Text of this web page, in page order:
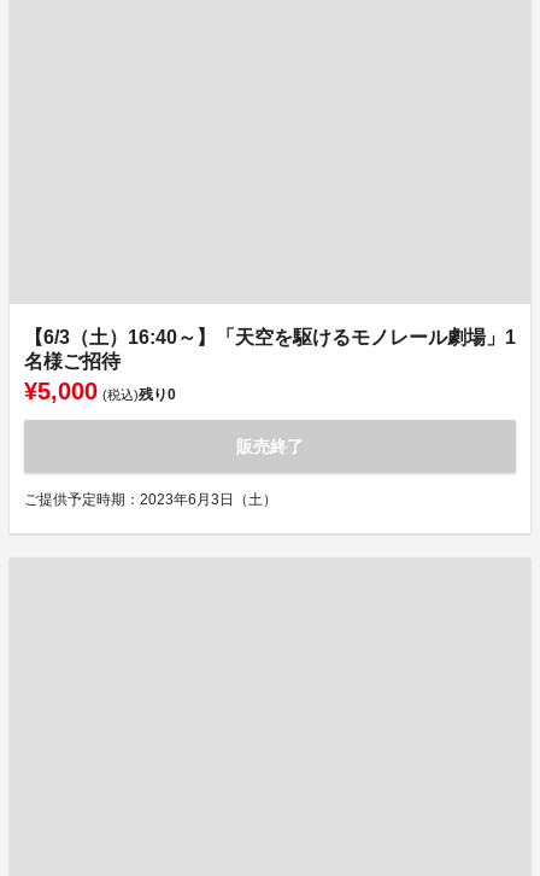
【6/3（土）16:40～】「天空を駆けるモノレール劇場」1
名様ご招待
¥5,000 (税込)残り0
販売終了
ご提供予定時期：2023年6月3日（土）